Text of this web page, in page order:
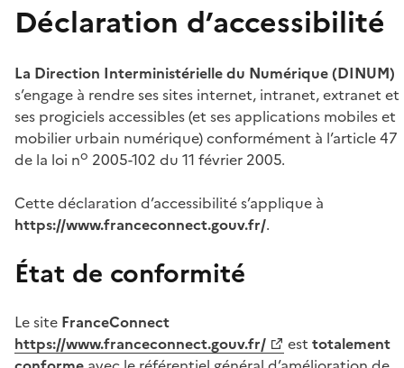
Déclaration d’accessibilité
La Direction Interministérielle du Numérique (DINUM)
s’engage à rendre ses sites internet, intranet, extranet et
ses progiciels accessibles (et ses applications mobiles et
mobilier urbain numérique) conformément à l’article 47
de la loi no 2005-102 du 11 février 2005.
Cette déclaration d’accessibilité s’applique à
https://www.franceconnect.gouv.fr/.
État de conformité
Le site FranceConnect
https://www.franceconnect.gouv.fr/
est totalement